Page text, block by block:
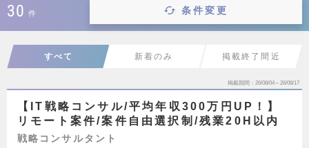
30 件 条件変更
すべて 新着のみ 掲載終了間近
掲載期間 26/08/04～26/08/17
【IT戦略コンサル/平均年収300万円UP！】
リモート案件/案件自由選択制/残業20H以内
戦略コンサルタント